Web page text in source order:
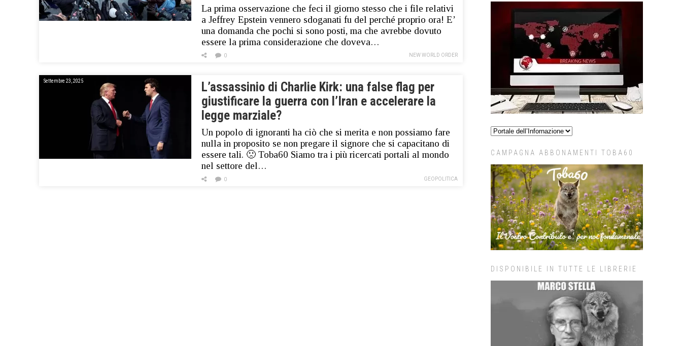
La prima osservazione che feci il giorno stesso che i file relativi
a Jeffrey Epstein vennero sdoganati fu del perché proprio ora! E’
una domanda che pochi si sono posti, ma che avrebbe dovuto
essere la prima considerazione che doveva…
NEW WORLD ORDER
0
Settembre 23, 2025
L’assassinio di Charlie Kirk: una false flag per
giustificare la guerra con l’Iran e accelerare la
legge marziale?
Un popolo di ignoranti ha ciò che si merita e non possiamo fare
nulla in proposito se non pregare il signore che si capacitano di
essere tali. 🙁 Toba60 Siamo tra i più ricercati portali al mondo
nel settore del…
GEOPOLITICA
0
CAMPAGNA ABBONAMENTI TOBA60
DISPONIBILE IN TUTTE LE LIBRERIE